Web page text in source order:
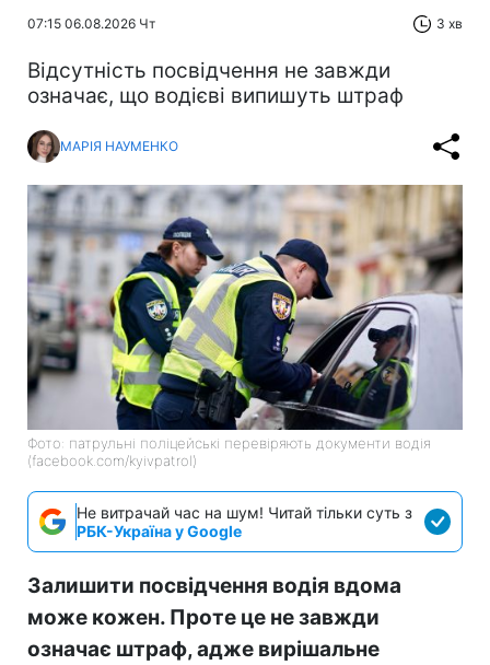
07:15 06.08.2026 Чт 3 хв
Відсутність посвідчення не завжди
означає, що водієві випишуть штраф
МАРІЯ НАУМЕНКО
Фото: патрульні поліцейські перевіряють документи водія
(facebook.com/kyivpatrol)
Не витрачай час на шум! Читай тільки суть з
РБК-Україна у Google
Залишити посвідчення водія вдома
може кожен. Проте це не завжди
означає штраф, адже вирішальне